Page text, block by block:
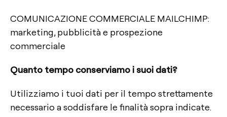
COMUNICAZIONE COMMERCIALE MAILCHIMP:
marketing, pubblicità e prospezione
commerciale
Quanto tempo conserviamo i suoi dati?
Utilizziamo i tuoi dati per il tempo strettamente
necessario a soddisfare le finalità sopra indicate.